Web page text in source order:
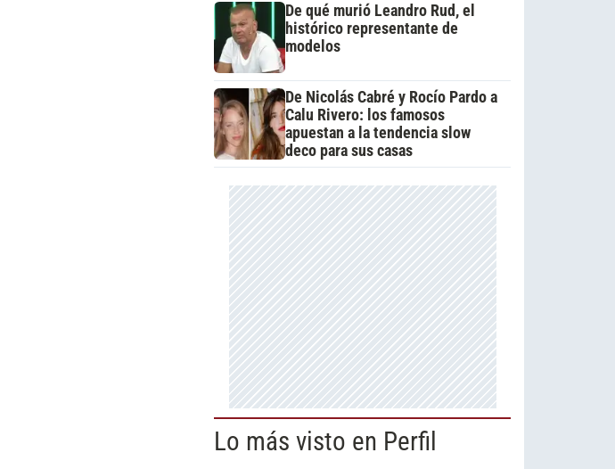
De qué murió Leandro Rud, el
histórico representante de
modelos
De Nicolás Cabré y Rocío Pardo a
Calu Rivero: los famosos
apuestan a la tendencia slow
deco para sus casas
Lo más visto en Perfil